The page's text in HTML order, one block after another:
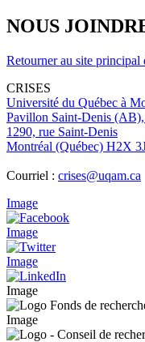
NOUS
Retourner au site principal
CRISES
Université du Québec à
Pavillon Saint-Denis (AB),
1290, rue Saint-Denis
Montréal (Québec) H2X
Courriel : crises@uqam.ca
Image
Image
Image
Image
Image